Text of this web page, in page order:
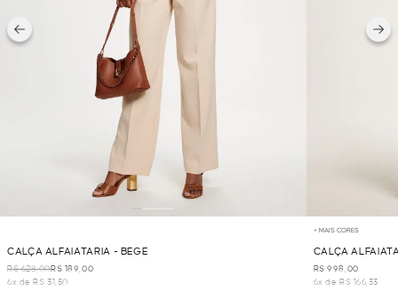
CALÇA ALFAIATARIA - BEGE
R$ 628,00R$ 189,00
6x de R$ 31,50
+ MAIS CORES
CALÇA
R$ 998,00
6x de R$ 166,33